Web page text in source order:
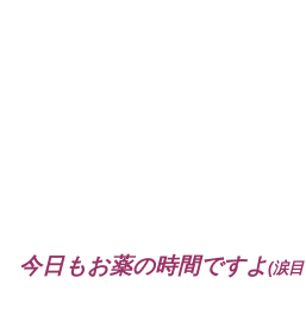
今日もお薬の時間ですよ(涙目